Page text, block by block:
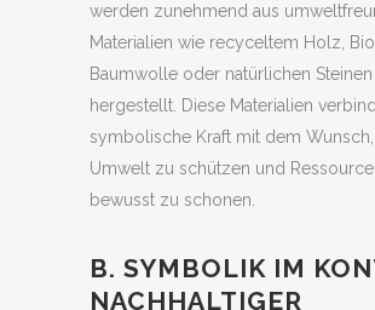
werden zunehmend aus
Materialien wie recyceltem Holz,
Baumwolle oder natürlichen Steinen
hergestellt. Diese Materialien
symbolische Kraft mit dem
Umwelt zu schützen und
bewusst zu schonen.
B. SYMBOLIK IM
NACHHALTIGER